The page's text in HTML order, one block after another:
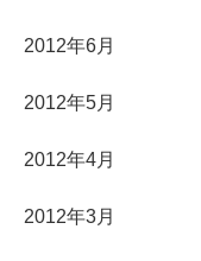
2012年6月
2012年5月
2012年4月
2012年3月